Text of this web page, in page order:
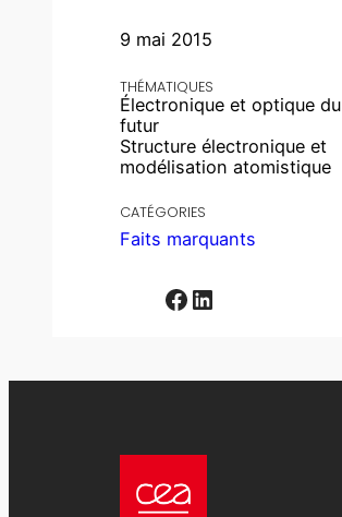
9 mai 2015
THÉMATIQUES
Électronique et optique du
futur
Structure électronique et
modélisation atomistique
CATÉGORIES
Faits marquants
Facebook LinkedIn